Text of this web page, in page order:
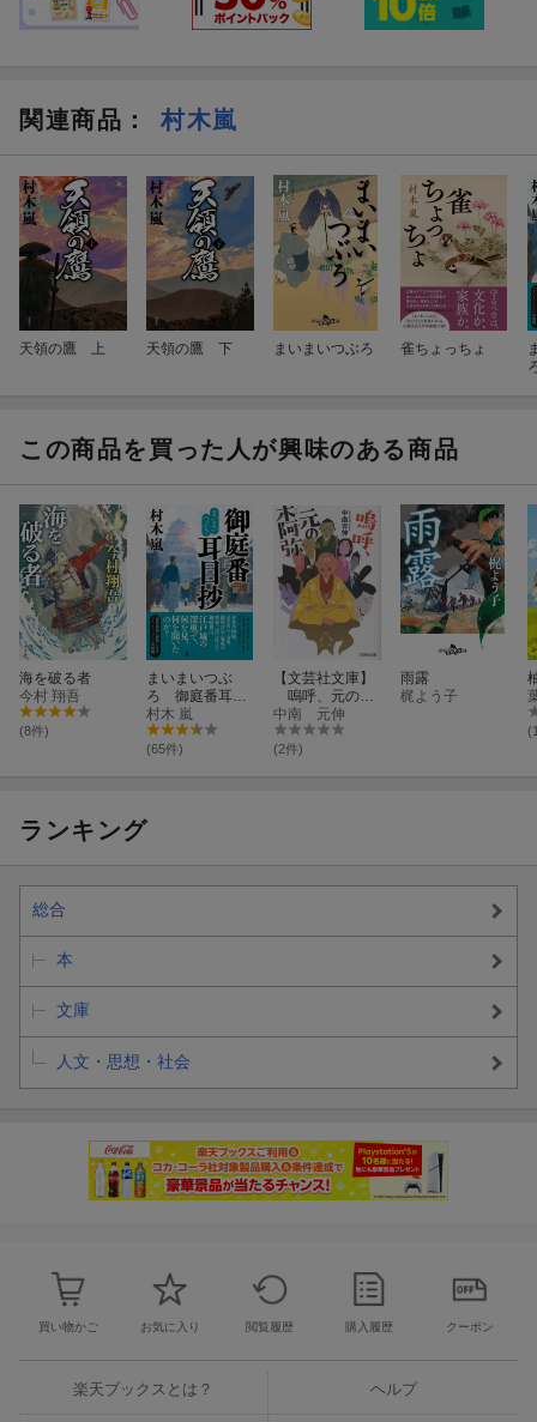
関連商品 ： 村木嵐
天領の鷹 上 天領の鷹 下 まいまいつぶろ 雀ちょっちょ
この商品を買った人が興味のある商品
海を破る者
今村 翔吾
(8件)
まいまいつぶ
ろ 御庭番耳目
抄
村木 嵐
(65件)
【文芸社文庫】
嗚呼、元の木
阿弥
中南 元伸
(2件)
雨露
梶よう子
ランキング
総合
本
文庫
人文・思想・社会
買い物かご お気に入り 閲覧履歴 購入履歴 クーポン
楽天ブックスとは？ ヘルプ